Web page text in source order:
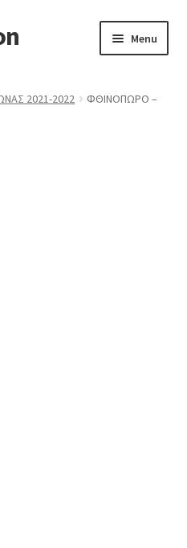
Menu
Expand
2021-2022
ΦΘΙΝΟΠΩΡΟ –